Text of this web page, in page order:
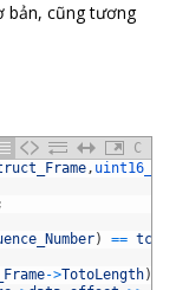
bản, cũng tương
C
, uint16_t
) ==
->TotoLength)